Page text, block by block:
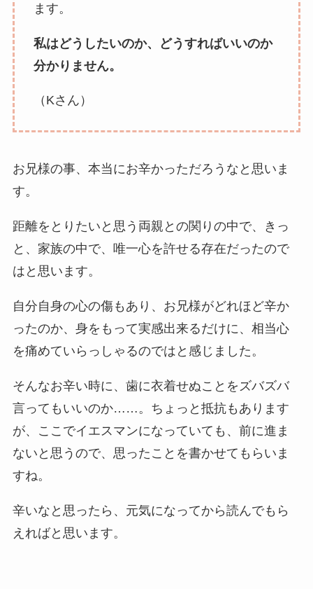
ます。
私はどうしたいのか、どうすればいいのか
分かりません。
（Kさん）
お兄様の事、本当にお辛かっただろうなと思いま
す。
距離をとりたいと思う両親との関りの中で、きっ
と、家族の中で、唯一心を許せる存在だったので
はと思います。
自分自身の心の傷もあり、お兄様がどれほど辛か
ったのか、身をもって実感出来るだけに、相当心
を痛めていらっしゃるのではと感じました。
そんなお辛い時に、歯に衣着せぬことをズバズバ
言ってもいいのか……。ちょっと抵抗もあります
が、ここでイエスマンになっていても、前に進ま
ないと思うので、思ったことを書かせてもらいま
すね。
辛いなと思ったら、元気になってから読んでもら
えればと思います。